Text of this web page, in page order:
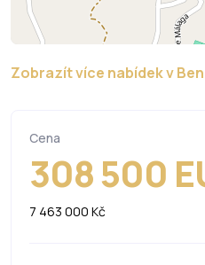
Zobrazít více nabídek v
Cena
308 500
7 463 000 Kč